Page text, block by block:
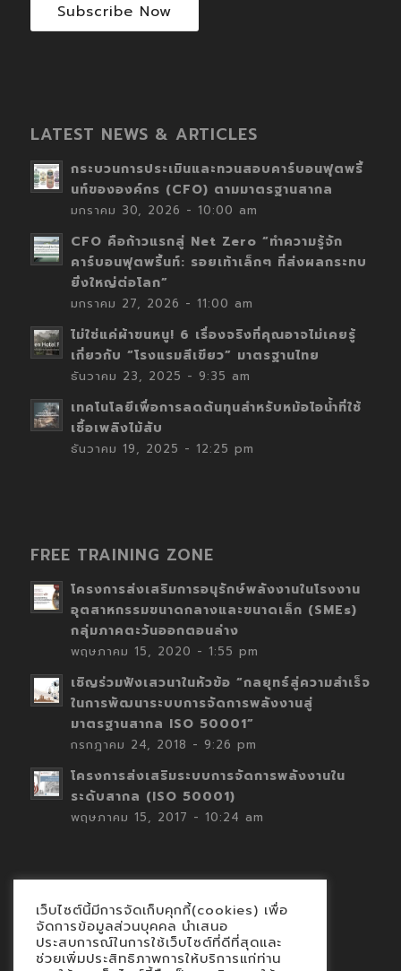
Subscribe Now
LATEST NEWS & ARTICLES
กระบวนการประเมินและทวนสอบคาร์บอนฟุตพริ้
นท์ขององค์กร (CFO) ตามมาตรฐานสากล
มกราคม 30, 2026 - 10:00 am
CFO คือก้าวแรกสู่ Net Zero “ทำความรู้จัก
คาร์บอนฟุตพริ้นท์: รอยเท้าเล็กๆ ที่ส่งผลกระทบ
ยิ่งใหญ่ต่อโลก”
มกราคม 27, 2026 - 11:00 am
ไม่ใช่แค่ผ้าขนหนู! 6 เรื่องจริงที่คุณอาจไม่เคยรู้
เกี่ยวกับ “โรงแรมสีเขียว” มาตรฐานไทย
ธันวาคม 23, 2025 - 9:35 am
เทคโนโลยีเพื่อการลดต้นทุนสำหรับหม้อไอน้ำที่ใช้
เชื้อเพลิงไม้สับ
ธันวาคม 19, 2025 - 12:25 pm
FREE TRAINING ZONE
โครงการส่งเสริมการอนุรักษ์พลังงานในโรงงาน
อุตสาหกรรมขนาดกลางและขนาดเล็ก (SMEs)
กลุ่มภาคตะวันออกตอนล่าง
พฤษภาคม 15, 2020 - 1:55 pm
เชิญร่วมฟังเสวนาในหัวข้อ “กลยุทธ์สู่ความสำเร็จ
ในการพัฒนาระบบการจัดการพลังงานสู่
มาตรฐานสากล ISO 50001”
กรกฎาคม 24, 2018 - 9:26 pm
โครงการส่งเสริมระบบการจัดการพลังงานใน
ระดับสากล (ISO 50001)
พฤษภาคม 15, 2017 - 10:24 am
Contact
นโยบายคุกกี้
เว็บไซต์นี้มีการจัดเก็บคุกกี้(cookies) เพื่อ
จัดการข้อมูลส่วนบุคคล นำเสนอ
ประสบการณ์ในการใช้เว็บไซต์ที่ดีที่สุดและ
ช่วยเพิ่มประสิทธิภาพการให้บริการแก่ท่าน